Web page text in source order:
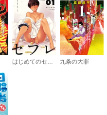
九条の大罪